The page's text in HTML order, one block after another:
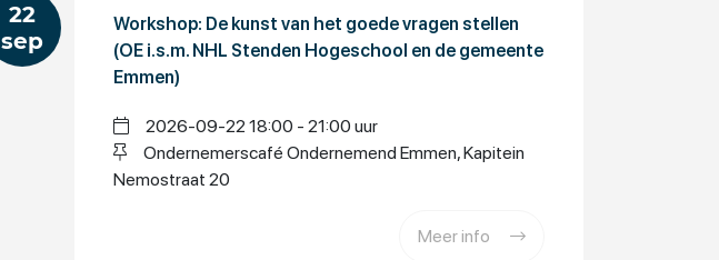
22
sep
Workshop: De kunst van het goede vragen stellen
(OE i.s.m. NHL Stenden Hogeschool en de gemeente
Emmen)
2026-09-22 18:00 - 21:00 uur
Ondernemerscafé Ondernemend Emmen, Kapitein
Nemostraat 20
Meer info